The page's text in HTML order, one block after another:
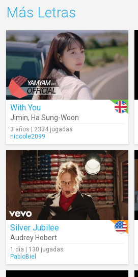
Más Letras
With You
Jimin, Ha Sung-Woon
3 años | 2334 jugadas
nicoole2099
Silver Jubilee
Audrey Hobert
1 día | 130 jugadas
PabloBiel